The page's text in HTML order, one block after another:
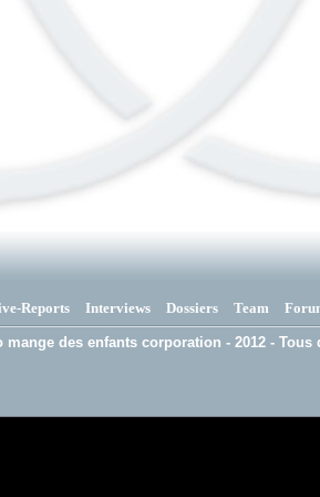
Reports Interviews Dossiers Team
des enfants corporation - 2012 - Tous